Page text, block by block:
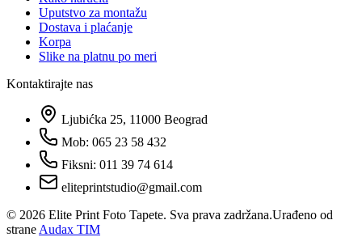
Uputstvo za montažu
Dostava i plaćanje
Korpa
Slike na platnu po meri
Kontaktirajte nas
Ljubićka 25, 11000 Beograd
Mob: 065 23 58 432
Fiksni: 011 39 74 614
eliteprintstudio@gmail.com
© 2026 Elite Print Foto Tapete. Sva prava zadržana.Urađeno od
strane Audax TIM